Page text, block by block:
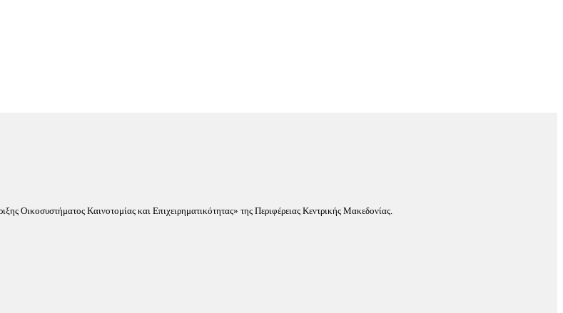
Οικοσυστήματος Καινοτομίας και Επιχειρηματικότητας» της Περιφέρειας Κεντρικής Μακεδονίας.